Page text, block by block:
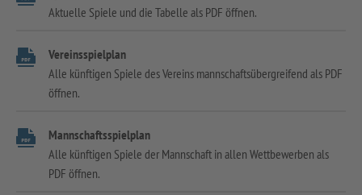
Aktuelle Spiele und die Tabelle als PDF öffnen.
Vereinsspielplan
Alle künftigen Spiele des Vereins mannschaftsübergreifend als PDF
öffnen.
Mannschaftsspielplan
Alle künftigen Spiele der Mannschaft in allen Wettbewerben als
PDF öffnen.